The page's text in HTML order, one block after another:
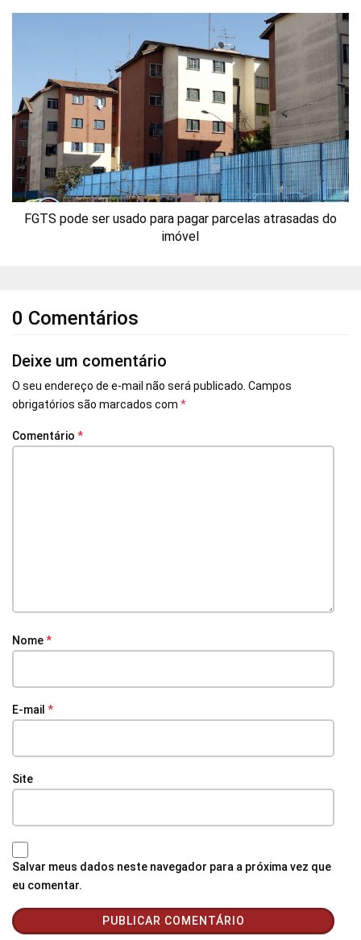
FGTS pode ser usado para pagar parcelas atrasadas do
imóvel
0 Comentários
Deixe um comentário
O seu endereço de e-mail não será publicado. Campos
obrigatórios são marcados com *
Comentário *
Nome*
E-mail *
Site
Salvar meus dados neste navegador para a próxima vez que
eu comentar.